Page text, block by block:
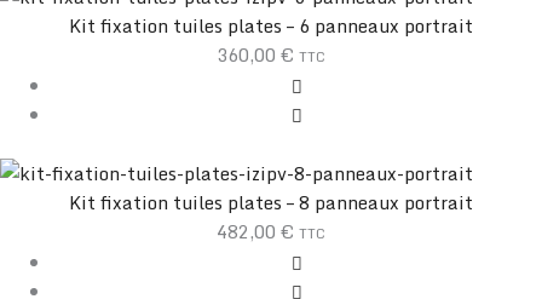
Kit fixation tuiles plates – 6 panneaux portrait
360,00 € TTC
Kit fixation tuiles plates – 8 panneaux portrait
482,00 € TTC